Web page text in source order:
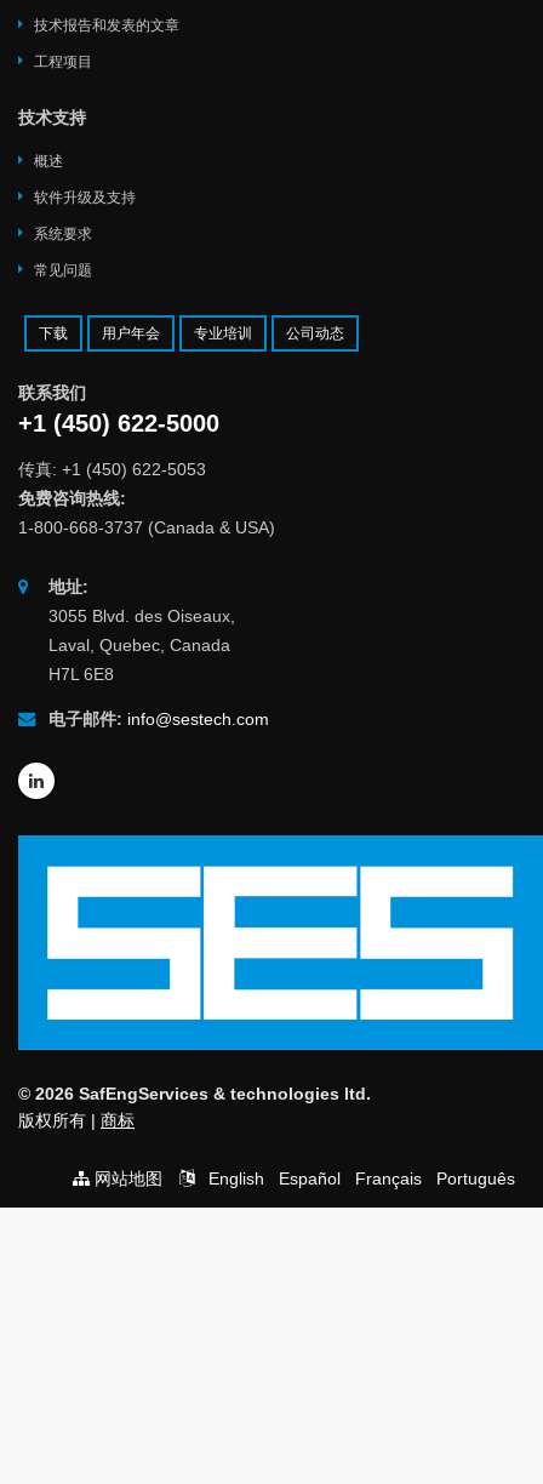
技术报告和发表的文章
工程项目
技术支持
概述
软件升级及支持
系统要求
常见问题
下载 用户年会 专业培训 公司动态
联系我们
+1 (450) 622-5000
传真: +1 (450) 622-5053
免费咨询热线:
1-800-668-3737 (Canada & USA)
地址:
3055 Blvd. des Oiseaux,
Laval, Quebec, Canada
H7L 6E8
电子邮件: info@sestech.com
© 2026 SafEngServices & technologies ltd.
版权所有 | 商标
网站地图 English Español Français Português